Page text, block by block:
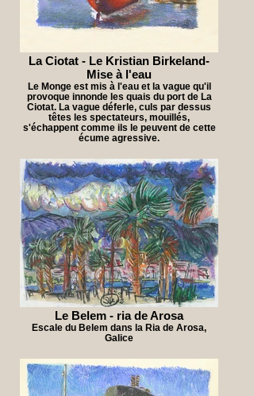
La Ciotat - Le Kristian Birkeland-
Mise à l'eau
Le Monge est mis à l'eau et la vague qu'il
provoque innonde les quais du port de La
Ciotat. La vague déferle, culs par dessus
têtes les spectateurs, mouillés,
s'échappent comme ils le peuvent de cette
écume agressive.
Le Belem - ria de Arosa
Escale du Belem dans la Ria de Arosa,
Galice